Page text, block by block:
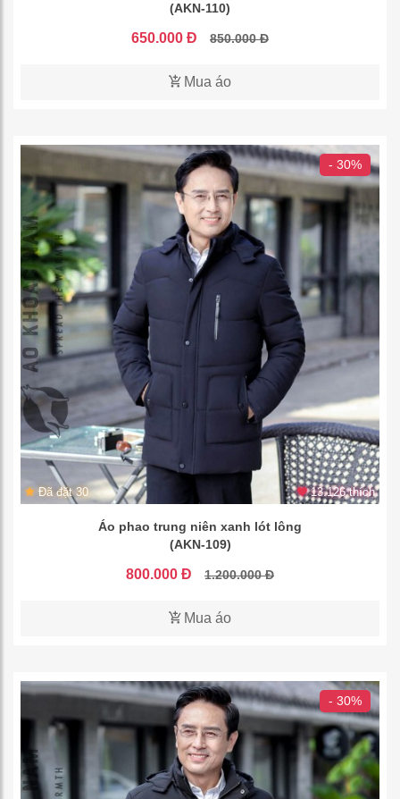
(AKN-110)
650.000 Đ 850.000 Đ
Mua áo
- 30%
Đã đặt 30 13.126 thích
Áo phao trung niên xanh lót lông
(AKN-109)
800.000 Đ 1.200.000 Đ
Mua áo
- 30%